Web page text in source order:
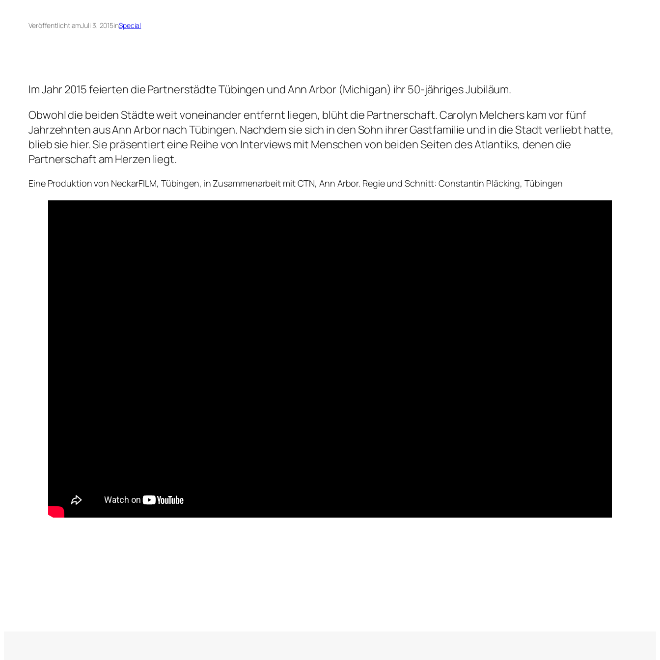
Veröffentlicht amJuli 3, 2015inSpecial
Im Jahr 2015 feierten die Partnerstädte Tübingen und Ann Arbor (Michigan) ihr 50-jähriges Jubiläum.
Obwohl die beiden Städte weit voneinander entfernt liegen, blüht die Partnerschaft. Carolyn Melchers kam vor fünf
Jahrzehnten aus Ann Arbor nach Tübingen. Nachdem sie sich in den Sohn ihrer Gastfamilie und in die Stadt verliebt hatte,
blieb sie hier. Sie präsentiert eine Reihe von Interviews mit Menschen von beiden Seiten des Atlantiks, denen die
Partnerschaft am Herzen liegt.
Eine Produktion von NeckarFILM, Tübingen, in Zusammenarbeit mit CTN, Ann Arbor. Regie und Schnitt: Constantin Pläcking, Tübingen